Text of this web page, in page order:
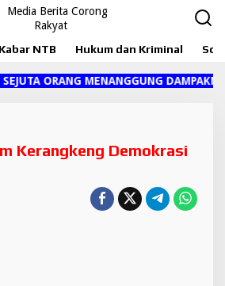
Kabar NTB Hukum dan Kriminal
ORANG MENANGGUNG DAMPAKNYA"
Kerangkeng Demokrasi